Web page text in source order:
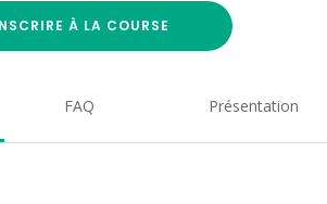
À LA COURSE
FAQ Présentation